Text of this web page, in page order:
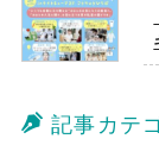
記事カテ